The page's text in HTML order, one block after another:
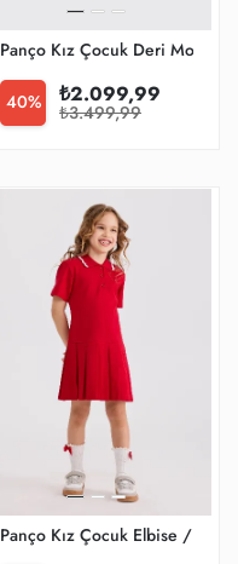
Panço Kız Çocuk Deri Mont
40% ₺2.099,99
₺3.499,99
Panço Kız Çocuk Elbise /